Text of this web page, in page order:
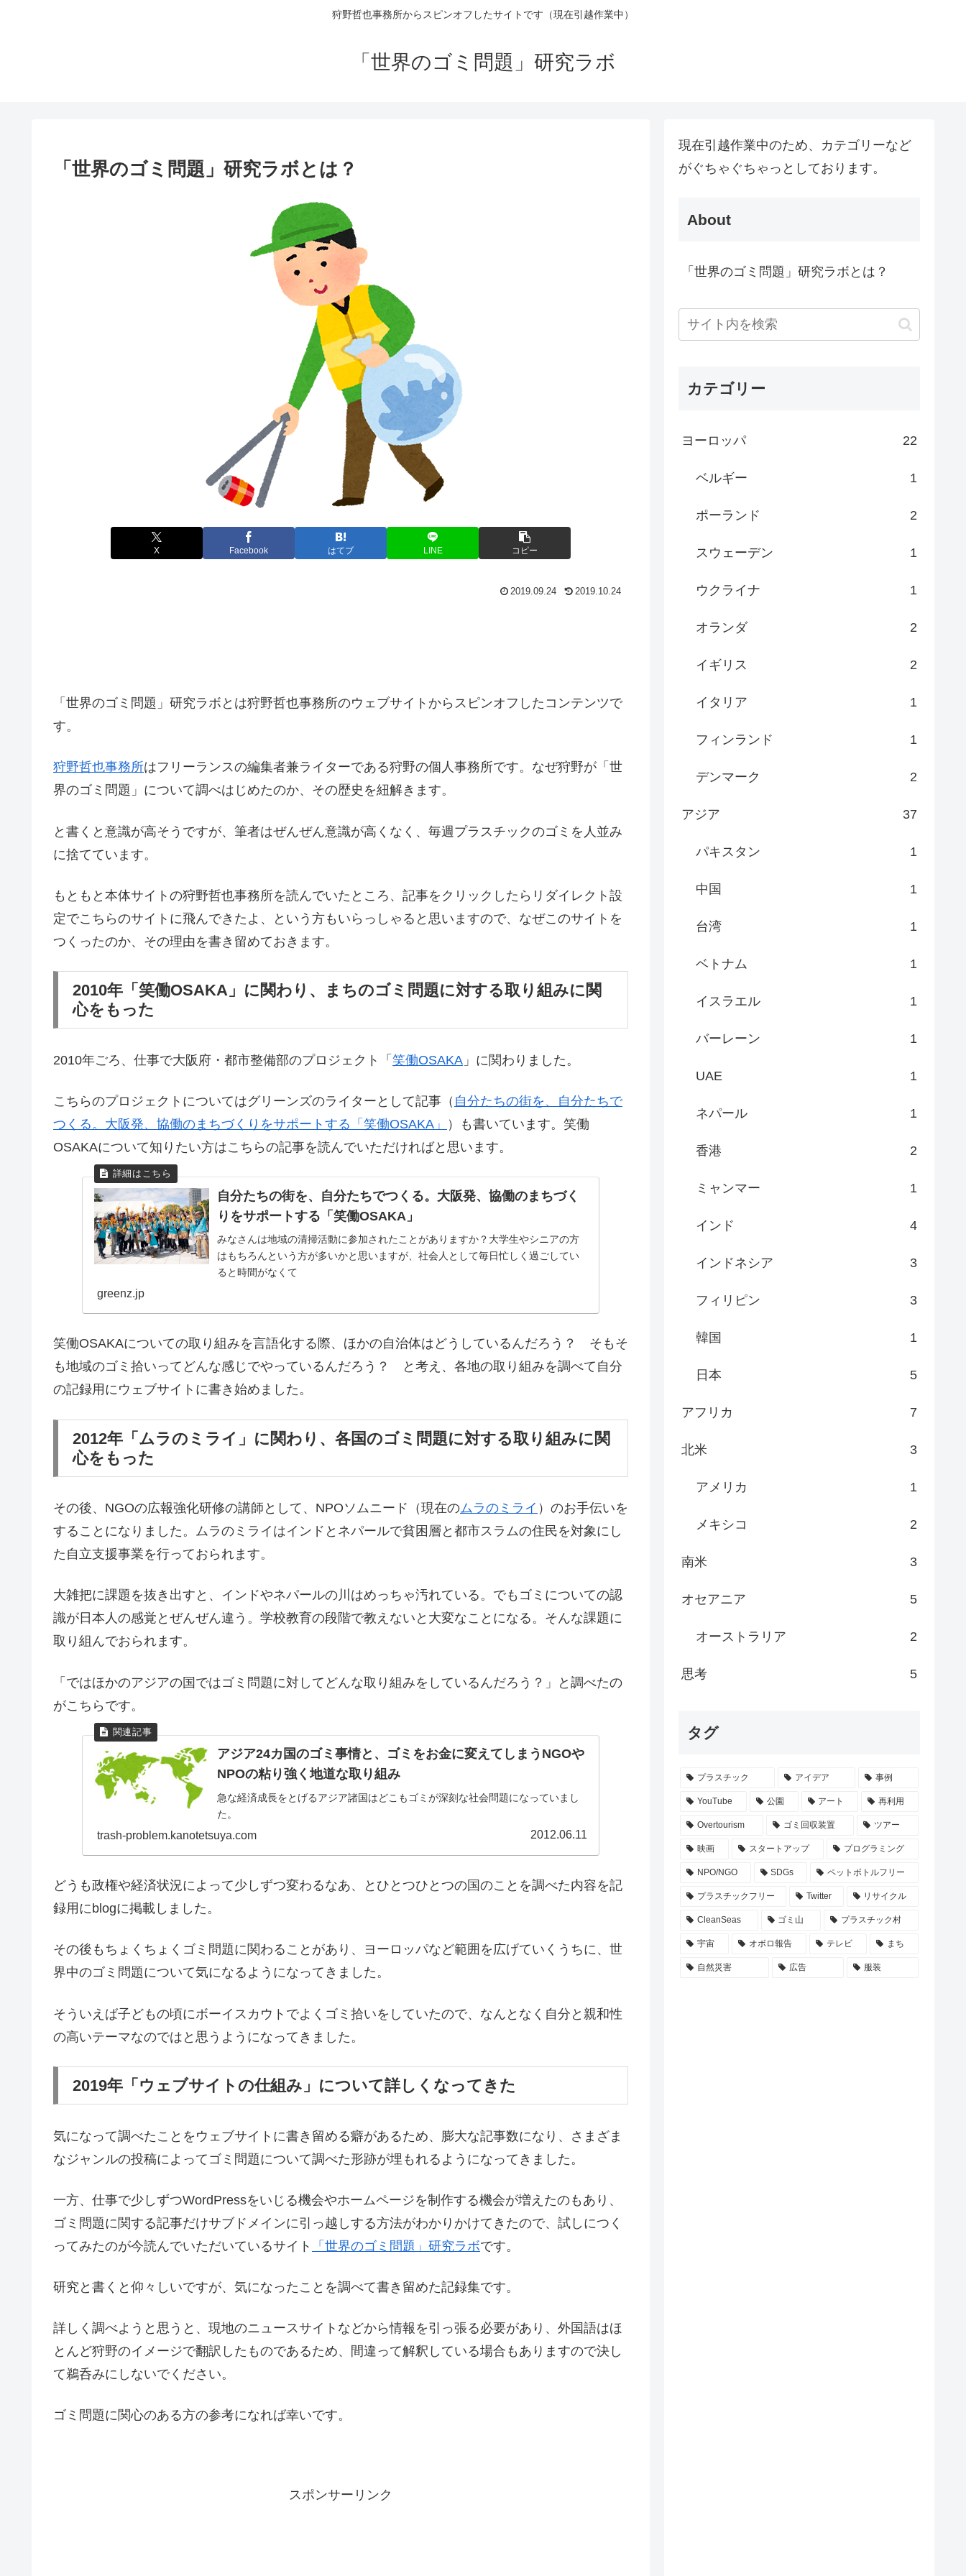
狩野哲也事務所からスピンオフしたサイトです（現在引越作業中）
「世界のゴミ問題」研究ラボ
「世界のゴミ問題」研究ラボとは？
X Facebook はてブ LINE コピー
2019.09.24 2019.10.24
「世界のゴミ問題」研究ラボとは狩野哲也事務所のウェブサイトからスピンオフしたコンテンツで
す。
狩野哲也事務所はフリーランスの編集者兼ライターである狩野の個人事務所です。なぜ狩野が「世
界のゴミ問題」について調べはじめたのか、その歴史を紐解きます。
と書くと意識が高そうですが、筆者はぜんぜん意識が高くなく、毎週プラスチックのゴミを人並み
に捨てています。
もともと本体サイトの狩野哲也事務所を読んでいたところ、記事をクリックしたらリダイレクト設
定でこちらのサイトに飛んできたよ、という方もいらっしゃると思いますので、なぜこのサイトを
つくったのか、その理由を書き留めておきます。
2010年「笑働OSAKA」に関わり、まちのゴミ問題に対する取り組みに関
心をもった
2010年ごろ、仕事で大阪府・都市整備部のプロジェクト「 笑働OSAKA 」に関わりました。
こちらのプロジェクトについてはグリーンズのライターとして記事（ 自分たちの街を、自分たちで
つくる。大阪発、協働のまちづくりをサポートする「笑働OSAKA」
）も書いています。笑働
OSAKAについて知りたい方はこちらの記事を読んでいただければと思います。
自分たちの街を、自分たちでつくる。大阪発、協働のまちづく
りをサポートする「笑働OSAKA」
みなさんは地域の清掃活動に参加されたことがありますか？大学生やシニアの方
はもちろんという方が多いかと思いますが、社会人として毎日忙しく過ごしてい
ると時間がなくて
greenz.jp
笑働OSAKAについての取り組みを言語化する際、ほかの自治体はどうしているんだろう？ そもそ
も地域のゴミ拾いってどんな感じでやっているんだろう？ と考え、各地の取り組みを調べて自分
の記録用にウェブサイトに書き始めました。
2012年「ムラのミライ」に関わり、各国のゴミ問題に対する取り組みに関
心をもった
その後、NGOの広報強化研修の講師として、NPOソムニード（現在のムラのミライ ）のお手伝いを
することになりました。ムラのミライはインドとネパールで貧困層と都市スラムの住民を対象にし
た自立支援事業を行っておられます。
大雑把に課題を抜き出すと、インドやネパールの川はめっちゃ汚れている。でもゴミについての認
識が日本人の感覚とぜんぜん違う。学校教育の段階で教えないと大変なことになる。そんな課題に
取り組んでおられます。
「ではほかのアジアの国ではゴミ問題に対してどんな取り組みをしているんだろう？」と調べたの
がこちらです。
アジア24カ国のゴミ事情と、ゴミをお金に変えてしまうNGOや
NPOの粘り強く地道な取り組み
急な経済成長をとげるアジア諸国はどこもゴミが深刻な社会問題になっていまし
た。
trash-problem.kanotetsuya.com 2012.06.11
どうも政権や経済状況によって少しずつ変わるなあ、とひとつひとつの国のことを調べた内容を記
録用にblogに掲載しました。
その後もちょくちょくゴミ問題に関わることがあり、ヨーロッパなど範囲を広げていくうちに、世
界中のゴミ問題について気になるようになってきました。
そういえば子どもの頃にボーイスカウトでよくゴミ拾いをしていたので、なんとなく自分と親和性
の高いテーマなのではと思うようになってきました。
2019年「ウェブサイトの仕組み」について詳しくなってきた
気になって調べたことをウェブサイトに書き留める癖があるため、膨大な記事数になり、さまざま
なジャンルの投稿によってゴミ問題について調べた形跡が埋もれるようになってきました。
一方、仕事で少しずつWordPressをいじる機会やホームページを制作する機会が増えたのもあり、
ゴミ問題に関する記事だけサブドメインに引っ越しする方法がわかりかけてきたので、試しにつく
ってみたのが今読んでいただいているサイト
「世界のゴミ問題」研究ラボです。
研究と書くと仰々しいですが、気になったことを調べて書き留めた記録集です。
詳しく調べようと思うと、現地のニュースサイトなどから情報を引っ張る必要があり、外国語はほ
とんど狩野のイメージで翻訳したものであるため、間違って解釈している場合もありますので決し
て鵜呑みにしないでください。
ゴミ問題に関心のある方の参考になれば幸いです。
スポンサーリンク
現在引越作業中のため、カテゴリーなど
がぐちゃぐちゃっとしております。
About
「世界のゴミ問題」研究ラボとは？
カテゴリー
ヨーロッパ 22
ベルギー 1
ポーランド 2
スウェーデン 1
ウクライナ 1
オランダ 2
イギリス 2
イタリア 1
フィンランド 1
デンマーク 2
アジア 37
パキスタン 1
中国 1
台湾 1
ベトナム 1
イスラエル 1
バーレーン 1
UAE 1
ネパール 1
香港 2
ミャンマー 1
インド 4
インドネシア 3
フィリピン 3
韓国 1
日本 5
アフリカ 7
北米 3
アメリカ 1
メキシコ 2
南米 3
オセアニア 5
オーストラリア 2
思考 5
タグ
プラスチック アイデア 事例
YouTube 公園 アート 再利用
Overtourism ゴミ回収装置 ツアー
映画 スタートアップ プログラミング
NPO/NGO SDGs ペットボトルフリー
プラスチックフリー Twitter リサイクル
CleanSeas ゴミ山 プラスチック村
宇宙 オボロ報告 テレビ まち
自然災害 広告 服装